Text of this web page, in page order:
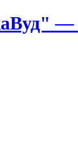
—